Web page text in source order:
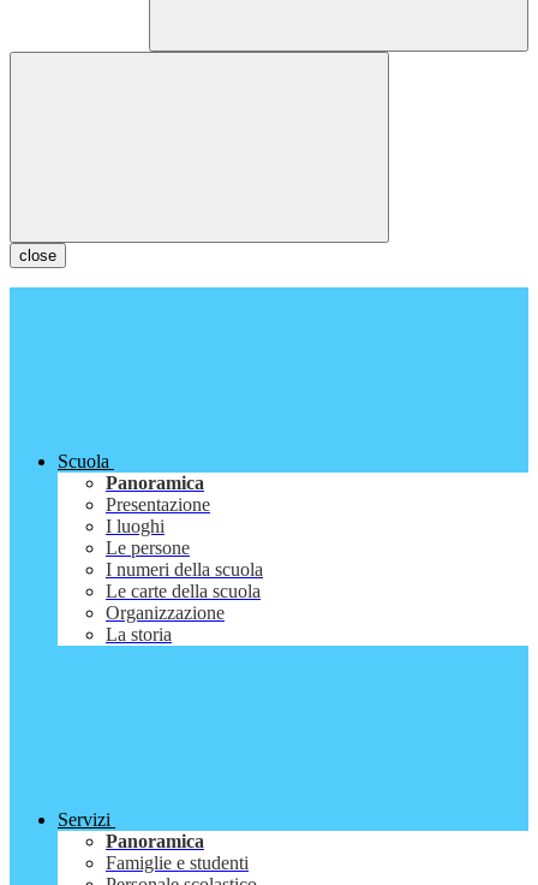
close
Scuola
Panoramica
Presentazione
I luoghi
Le persone
I numeri della scuola
Le carte della scuola
Organizzazione
La storia
Servizi
Panoramica
Famiglie e studenti